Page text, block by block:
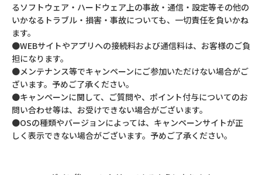
るソフトウェア・ハードウェア上の事故・通信・設定等その他の
いかなるトラブル・損害・事故についても、一切責任を負いかね
ます。
●WEBサイトやアプリへの接続料および通信料は、お客様のご負
担になります。
●メンテナンス等でキャンペーンにご参加いただけない場合がご
ざいます。予めご了承ください。
●キャンペーンに関して、ご質問や、ポイント付与についてのお
問い合わせ等は、お受けできない場合がございます。
●OSの種類やバージョンによっては、キャンペーンサイトが正
しく表示できない場合がございます。予めご了承ください。